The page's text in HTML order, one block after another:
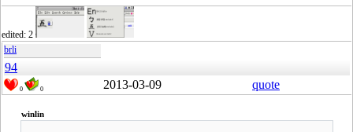
edited: 2
brli
94
0 0 2013-03-09 quote
winlin